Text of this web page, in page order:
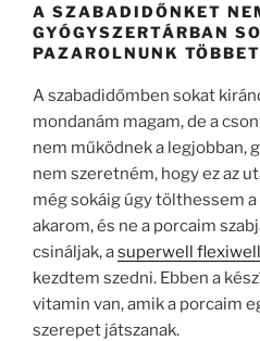
A SZABADIDŐNKET
GYÓGYSZERTÁRBAN
PAZAROLNUNK TÖBBET
A szabadidőmben sokat
mondanám magam, de a
nem működnek a legjobban,
nem szeretném, hogy ez az
még sokáig úgy tölthessem
akarom, és ne a porcaim
csináljak, asuperwell
kezdtem szedni. Ebben a
vitamin van, amik a porcaim
szerepet játszanak.